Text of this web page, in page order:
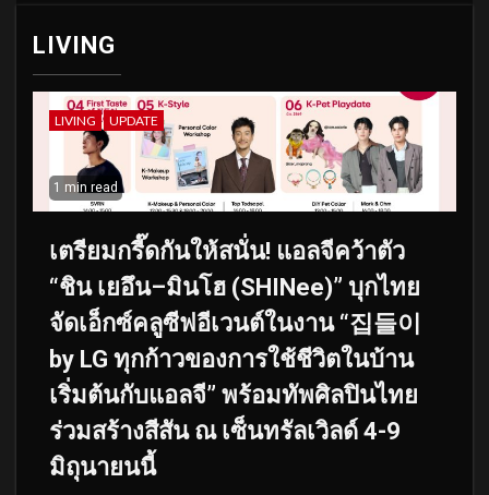
LIVING
LIVING UPDATE
1 min read
เตรียมกรี๊ดกันให้สนั่น! แอลจีคว้าตัว
“ชิน เยอึน–มินโฮ (SHINee)” บุกไทย
จัดเอ็กซ์คลูซีฟอีเวนต์ในงาน “집들이
by LG ทุกก้าวของการใช้ชีวิตในบ้าน
เริ่มต้นกับแอลจี” พร้อมทัพศิลปินไทย
ร่วมสร้างสีสัน ณ เซ็นทรัลเวิลด์ 4-9
มิถุนายนนี้